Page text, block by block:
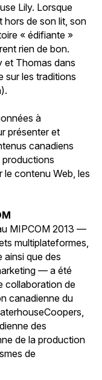
Lily. Lorsque
hors de son lit, son
« édifiante »
rien de bon.
et Thomas dans
sur les traditions
à
présenter et
canadiens
productions
le contenu Web, les
MIPCOM 2013 —
multiplateformes,
ainsi que des
— a été
collaboration de
canadienne du
des
de la production
de